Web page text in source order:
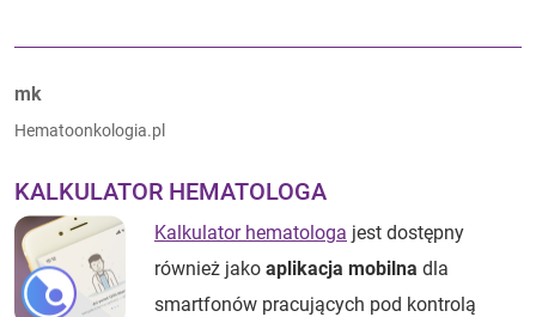
Autorzy:
mk
Hematoonkologia.pl
KALKULATOR HEMATOLOGA
Kalkulator hematologa jest dostępny
również jako aplikacja mobilna dla
smartfonów pracujących pod kontrolą